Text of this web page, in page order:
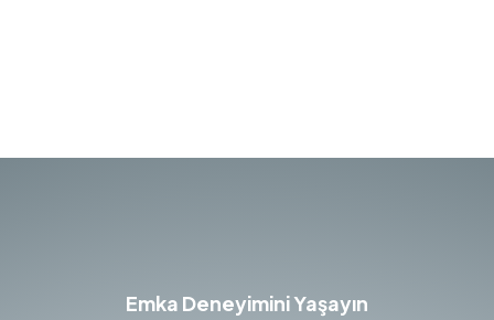
Emka Deneyimini Yaşayın